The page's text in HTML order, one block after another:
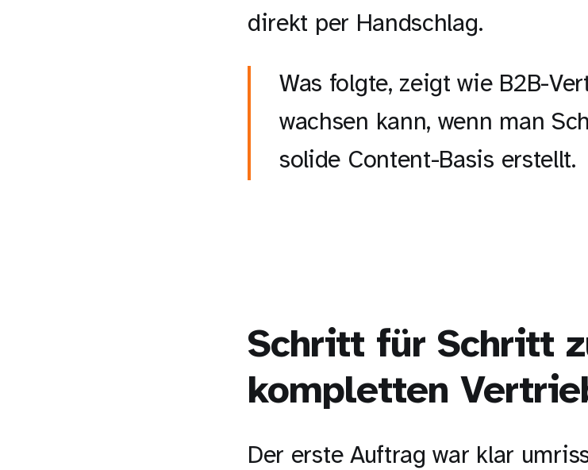
direkt per Handschlag.
Was folgte, zeigt wie B2B-
wachsen kann, wenn man
solide Content-Basis erstellt.
Schritt für Schritt
kompletten
Der erste Auftrag war klar